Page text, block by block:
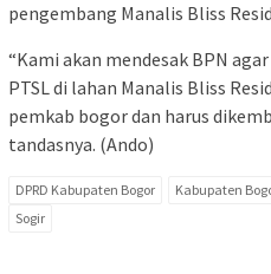
pengembang Manalis Bliss
“Kami akan mendesak BPN
PTSL di lahan Manalis Bliss
pemkab bogor dan harus
tandasnya. (Ando)
DPRD Kabupaten Bogor Kabupaten
Sogir